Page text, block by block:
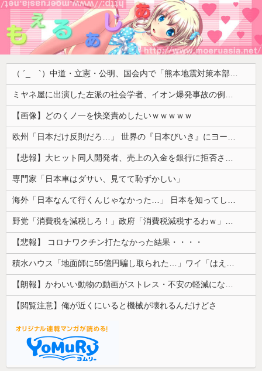
（ ´_ゝ`）中道・立憲・公明、国会内で「熊本地震対策本部会議」各省庁からヒアリング・現地から意見聴取「パーティション、人手、宿泊施設の不足や、外国人実習生の方々にも対応してほしい」今日の午後、政府に要望書を提出
ミヤネ屋に出演した左派の社会学者、イオン爆発事故の例のテナントに理解を示して……
【画像】どのくノ一を快楽責めしたいｗｗｗｗｗ
欧州「日本だけ反則だろ…」 世界の『日本びいき』にヨーロッパ全土から不満の声
【悲報】大ヒット同人開発者、売上の入金を銀行に拒否され受け取れず、多額の納税義務だけが残るｗｗｗｗｗ
専門家「日本車はダサい、見てて恥ずかしい」
海外「日本なんて行くんじゃなかった…」 日本を知ってしまったディズニー信者、帰国後『本家』に失望する事態に
野党「消費税を減税しろ！」政府「消費税減税するわｗ」野党「消費税を減税するな！」
【悲報】 コロナワクチン打たなかった結果・・・・
積水ハウス「地面師に55億円騙し取られた…」ワイ「はえーかわいそう…会社滅茶苦茶やろなぁ」→
【朗報】かわいい動物の動画がストレス・不安の軽減になる可能性。英大学の研究で実証
【閲覧注意】俺が近くにいると機械が壊れるんだけどさ